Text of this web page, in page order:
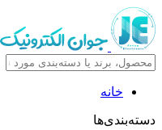
خانه
دسته‌بندی‌ها